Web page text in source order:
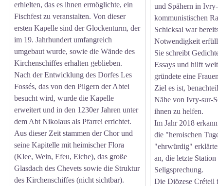
erhielten, das es ihnen ermöglichte, ein
Fischfest zu veranstalten. Von dieser
ersten Kapelle sind der Glockenturm, der
im 19. Jahrhundert umfangreich
umgebaut wurde, sowie die Wände des
Kirchenschiffes erhalten geblieben.
Nach der Entwicklung des Dorfes Les
Fossés, das von den Pilgern der Abtei
besucht wird, wurde die Kapelle
erweitert und in den 1230er Jahren unter
dem Abt Nikolaus als Pfarrei errichtet.
Aus dieser Zeit stammen der Chor und
seine Kapitelle mit heimischer Flora
(Klee, Wein, Efeu, Eiche), das große
Glasdach des Chevets sowie die Struktur
des Kirchenschiffes (nicht sichtbar).
und Spähern in
kommunistischen
Schicksal war
Notwendigkeit
Sie schreibt
Essays und hilft
gründete eine
Ziel es ist,
Nähe von Ivry-sur-
ihnen zu helfen.
Im Jahr 2018
die "heroischen
"ehrwürdig"
an, die letzte
Seligsprechung.
Die Diözese Créteil